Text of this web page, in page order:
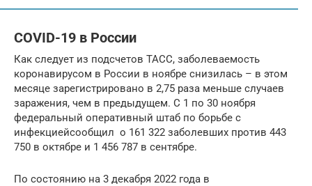
COVID-19 в России
Как следует из подсчетов ТАСС, заболеваемость
коронавирусом в России в ноябре снизилась – в этом
месяце зарегистрировано в 2,75 раза меньше случаев
заражения, чем в предыдущем. С 1 по 30 ноября
федеральный оперативный штаб по борьбе с
инфекциейсообщил о 161 322 заболевших против 443
750 в октябре и 1 456 787 в сентябре.
По состоянию на 3 декабря 2022 года в